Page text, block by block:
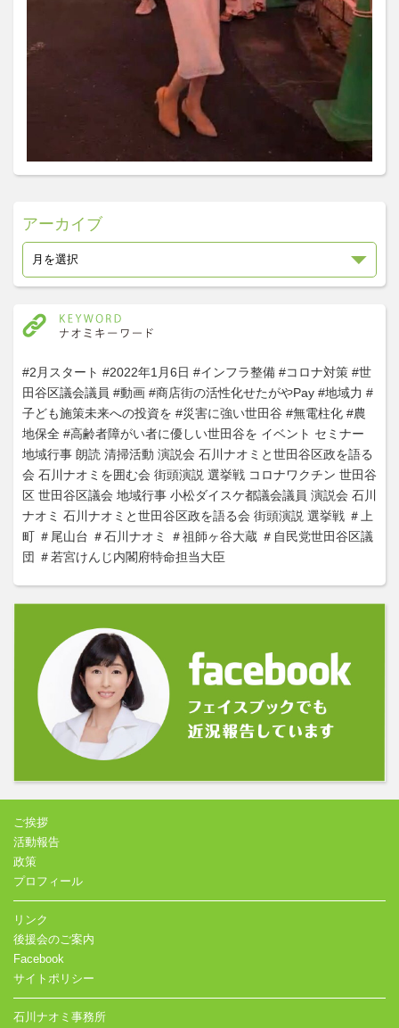
アーカイブ
#2月スタート #2022年1月6日 #インフラ整備 #コロナ対策 #世
田谷区議会議員 #動画 #商店街の活性化せたがやPay #地域力 #
子ども施策未来への投資を #災害に強い世田谷 #無電柱化 #農
地保全 #高齢者障がい者に優しい世田谷を イベント セミナー
地域行事 朗読 清掃活動 演説会 石川ナオミと世田谷区政を語る
会 石川ナオミを囲む会 街頭演説 選挙戦 コロナワクチン 世田谷
区 世田谷区議会 地域行事 小松ダイスケ都議会議員 演説会 石川
ナオミ 石川ナオミと世田谷区政を語る会 街頭演説 選挙戦 ＃上
町 ＃尾山台 ＃石川ナオミ ＃祖師ヶ谷大蔵 ＃自民党世田谷区議
団 ＃若宮けんじ内閣府特命担当大臣
ご挨拶
活動報告
政策
プロフィール
リンク
後援会のご案内
Facebook
サイトポリシー
石川ナオミ事務所